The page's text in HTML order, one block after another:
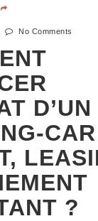
No Comments
D’UN
?